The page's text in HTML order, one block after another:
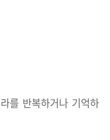
를 반복하거나 기억하